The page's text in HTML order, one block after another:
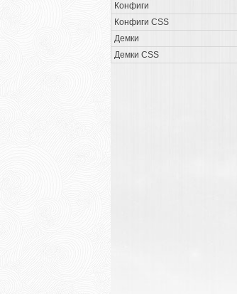
Конфиги
Конфиги CSS
Демки
Демки CSS